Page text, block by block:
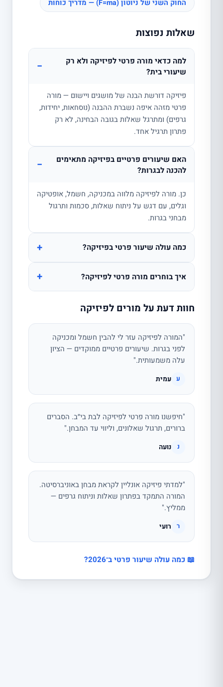
החוק השני של ניוטון (F=ma) — מדריך כוחות
שאלות נפוצות
למה כדאי מורה פרטי לפיזיקה ולא רק
שיעורי בית?
−
פיזיקה דורשת הבנה של מושגים ויישום — מורה
פרטי מזהה איפה נשברת ההבנה (נוסחאות, יחידות,
גרפים) ומתרגל שאלות בגובה הבחינה, לא רק
פתרון תרגיל אחד.
האם שיעורים פרטיים בפיזיקה מתאימים
להכנה לבגרות?
−
כן. מורה לפיזיקה מלווה במכניקה, חשמל, אופטיקה
וגלים, עם דגש על ניתוח שאלות, סכמות ותרגול
מבחני בגרות.
כמה עולה שיעור פרטי בפיזיקה? +
איך בוחרים מורה פרטי לפיזיקה? +
חוות דעת על מורים לפיזיקה
"המורה לפיזיקה עזר לי להבין חשמל ומכניקה
לפני בגרות. שיעורים פרטיים ממוקדים — הציון
עלה משמעותית."
ע עמית
"חיפשנו מורה פרטי לפיזיקה לבת בי״ב. הסברים
ברורים, תרגול שאלונים, וליווי עד המבחן."
נ נועה
"למדתי פיזיקה אונליין לקראת מבחן באוניברסיטה.
המורה התמקד בפתרון שאלות וניתוח גרפים —
ממליץ."
ר רועי
📖 כמה עולה שיעור פרטי ב־2026?